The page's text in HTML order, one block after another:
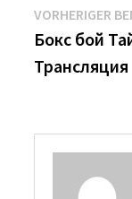
Beitrags-
VORHERIGER
Бокс бой
Трансляция